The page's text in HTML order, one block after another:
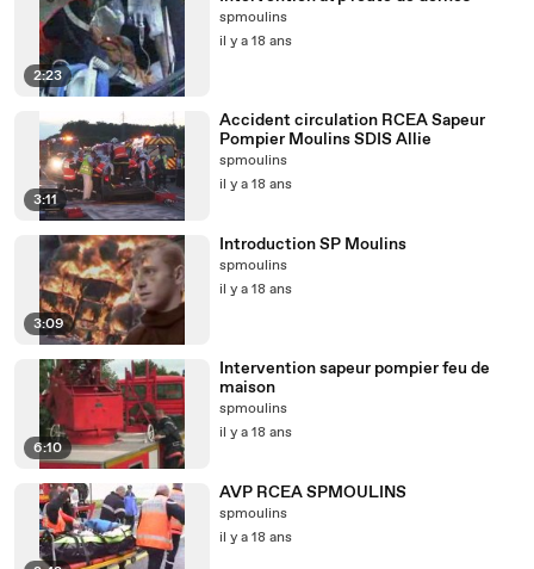
2:23
spmoulins
il y a 18 ans
3:11
Accident circulation RCEA Sapeur
Pompier Moulins SDIS Allie
spmoulins
il y a 18 ans
3:09
Introduction SP Moulins
spmoulins
il y a 18 ans
6:10
Intervention sapeur pompier feu de
maison
spmoulins
il y a 18 ans
AVP RCEA SPMOULINS
spmoulins
il y a 18 ans